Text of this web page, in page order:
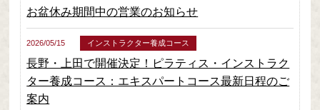
お盆休み期間中の営業のお知らせ
2026/05/15 インストラクター養成コース
長野・上田で開催決定！ピラティス・インストラク
ター養成コース：エキスパートコース最新日程のご
案内